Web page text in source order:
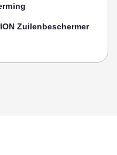
Zuilenbeschermer